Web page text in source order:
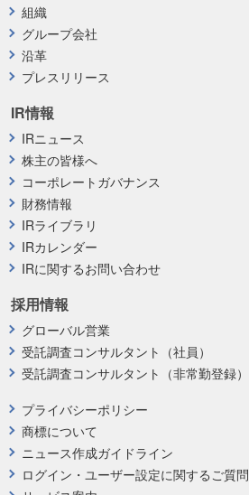
プライバシーポリシー
商標について
ニュース作成ガイドライン
ログイン・ユーザー設定に関するご質問
採用情報
グローバル営業
受託調査コンサルタント（社員）
受託調査コンサルタント（非常勤登録）
組織
グループ会社
沿革
プレスリリース
IR情報
IRニュース
株主の皆様へ
コーポレートガバナンス
財務情報
IRライブラリ
IRカレンダー
IRに関するお問い合わせ